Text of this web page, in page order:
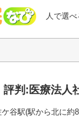
人で選
病院なび
評判:医療法人
谷駅(駅から北に約